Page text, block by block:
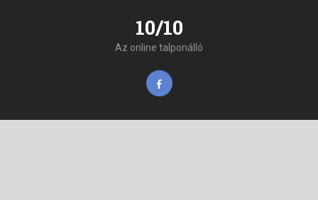
10/10
Az online talponálló